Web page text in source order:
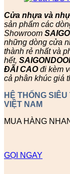
Cửa nhựa và
sản phẩm các
Showroom
những dòng cửa
thành rẻ nhất và
hết,
ĐÃI CAOđi kèm
cả phân khúc giá
HỆ THỐNG
VIỆT NAM
MUA HÀNG
GỌI NGAY